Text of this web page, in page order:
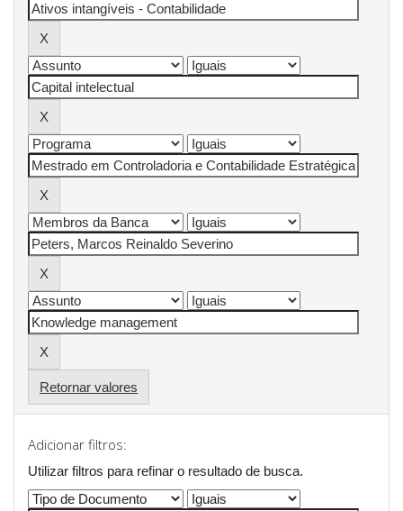
Retornar valores
Adicionar filtros:
Utilizar filtros para refinar o resultado de busca.